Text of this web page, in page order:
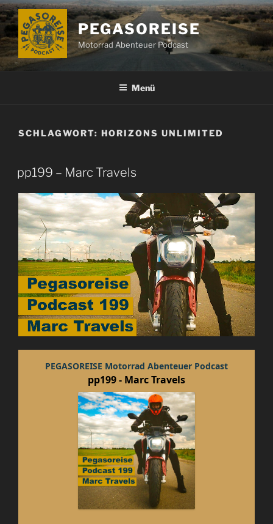
Zum
Inhalt
springen
PEGASOREISE
Motorrad Abenteuer Podcast
Menü
SCHLAGWORT: HORIZONS UNLIMITED
pp199 – Marc Travels